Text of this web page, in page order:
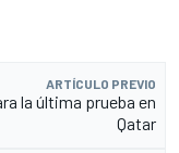
ARTÍCULO PREVIO
la última prueba en
Qatar